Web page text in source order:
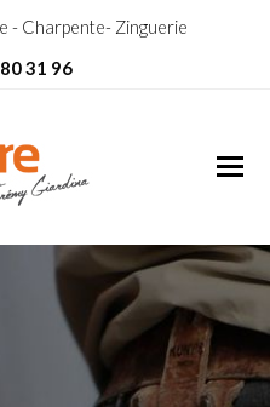
- Charpente- Zinguerie
31 96
Toit-Terrasse Pradines